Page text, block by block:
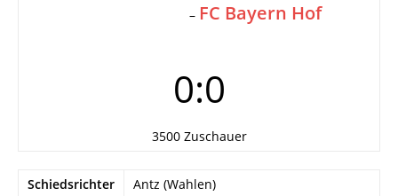
– FC Bayern Hof
0:0
3500 Zuschauer
Schiedsrichter
Antz (Wahlen)